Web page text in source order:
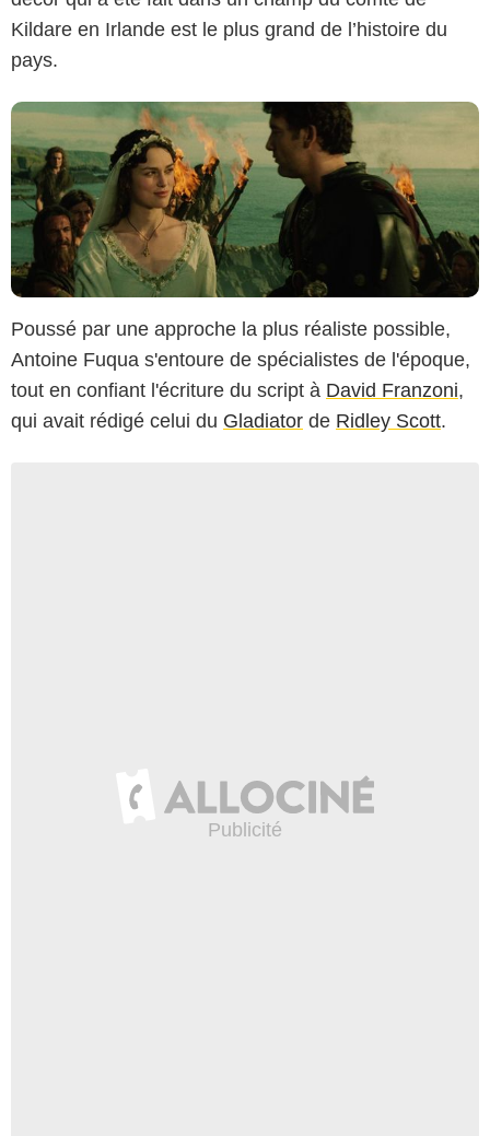
Kildare en Irlande est le plus grand de l’histoire du
pays.
Poussé par une approche la plus réaliste possible,
Antoine Fuqua s'entoure de spécialistes de l'époque,
tout en confiant l'écriture du script à David Franzoni,
qui avait rédigé celui du Gladiator de Ridley Scott.